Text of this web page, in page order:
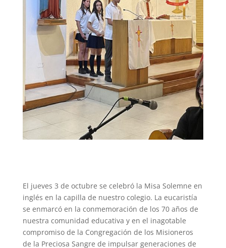
El jueves 3 de octubre se celebró la Misa Solemne en
inglés en la capilla de nuestro colegio. La eucaristía
se enmarcó en la conmemoración de los 70 años de
nuestra comunidad educativa y en el inagotable
compromiso de la Congregación de los Misioneros
de la Preciosa Sangre de impulsar generaciones de